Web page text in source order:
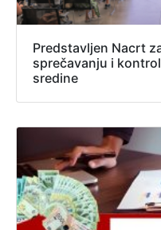
Predstavljen Nacrt
sprečavanju i
sredine